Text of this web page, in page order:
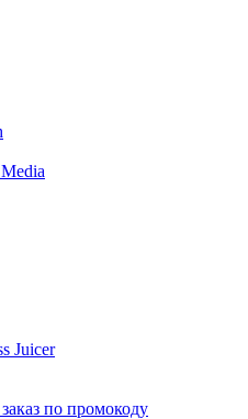
Juicer
по промокоду